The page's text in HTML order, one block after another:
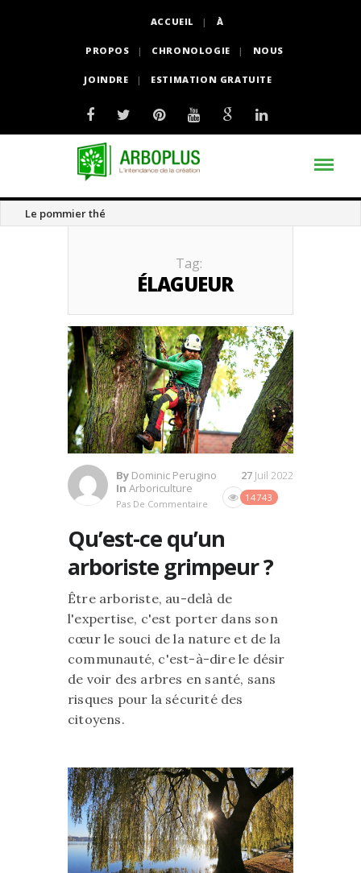
ACCUEIL À
PROPOS CHRONOLOGIE NOUS
JOINDRE ESTIMATION GRATUITE
Le pommier thé
Tag:
ÉLAGUEUR
By Dominic Perugino
In Arboriculture
Pas De Commentaire
14743
27 Juil 2022
Qu’est-ce qu’un
arboriste grimpeur ?
Être arboriste, au-delà de
l'expertise, c'est porter dans son
cœur le souci de la nature et de la
communauté, c'est-à-dire le désir
de voir des arbres en santé, sans
risques pour la sécurité des
citoyens.